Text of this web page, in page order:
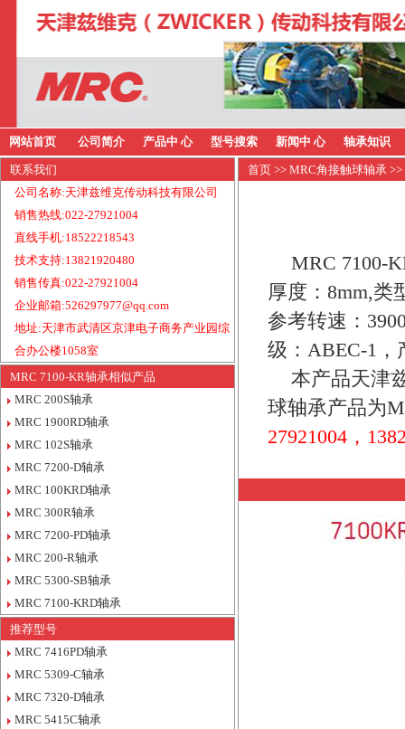
网站首页 公司简介 产品中 心 型号搜索 新闻中 心 轴承知识
联系我们
公司名称:天津兹维克传动科技有限公司
销售热线:022-27921004
直线手机:18522218543
技术支持:13821920480
销售传真:022-27921004
企业邮箱:526297977@qq.com
地址:天津市武清区京津电子商务产业园综
合办公楼1058室
MRC 7100-KR轴承相似产品
MRC 200S轴承
MRC 1900RD轴承
MRC 102S轴承
MRC 7200-D轴承
MRC 100KRD轴承
MRC 300R轴承
MRC 7200-PD轴承
MRC 200-R轴承
MRC 5300-SB轴承
MRC 7100-KRD轴承
推荐型号
MRC 7416PD轴承
MRC 5309-C轴承
MRC 7320-D轴承
MRC 5415C轴承
首页 >> MRC角接触球轴承
MRC 7100-
厚度：8mm,类
参考转速：
级：ABEC-1，
本产品天津
球轴承产品为
27921004，